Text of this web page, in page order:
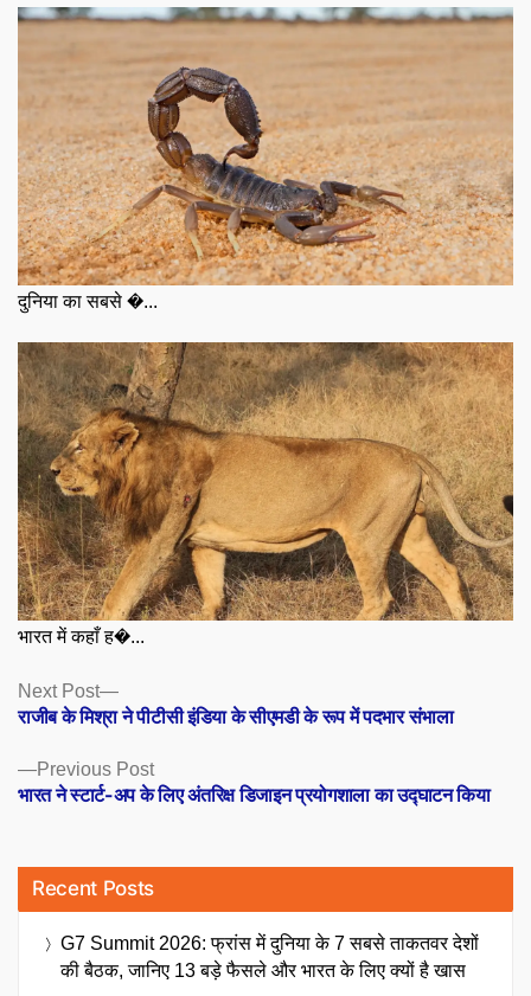
दुनिया का सबसे �...
भारत में कहाँ ह�...
Posts
navigation
Previous PostPrevious
post:
भारत ने स्टार्ट-अप के लिए अंतरिक्ष डिजाइन प्रयोगशाला का उद्घाटन किया
Next Post
Next
post:
राजीब के मिश्रा ने पीटीसी इंडिया के सीएमडी के रूप में पदभार संभाला
Recent Posts
G7 Summit 2026: फ्रांस में दुनिया के 7 सबसे ताकतवर देशों
की बैठक, जानिए 13 बड़े फैसले और भारत के लिए क्यों है खास